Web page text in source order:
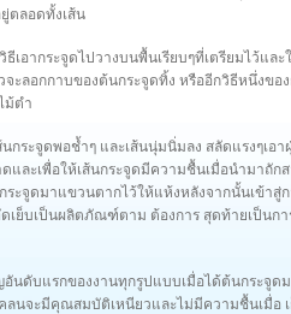
ตลอดทั้งเส้น
อากระจูดไปวางบนพื้นเรียบๆที่เตรียมไว้และ
ะลอกกาบของต้นกระจูดทิ้ง หรืออีกวิธีหนึ่งขอ
ม้ตำ
กระจูดพอช้ำๆ และเส้นนุ่มนิ่มลง สลัดแรงๆเอ
ละเพื่อให้เส้นกระจูดมีความชื้นเมื่อนำมาถัก
ะจูดมาแขวนตากไว้ให้แห้งหลังจากนั้นเข้าสู่
ย็บเป็นผลิตภัณฑ์ตาม ต้องการ สุดท้ายเป็นกา
นดับแรกของงานทุกรูปแบบเมื่อได้ต้นกระจูด
นจะมีคุณสมบัติเหนียวและไม่มีความชื้นเมื่อ เ